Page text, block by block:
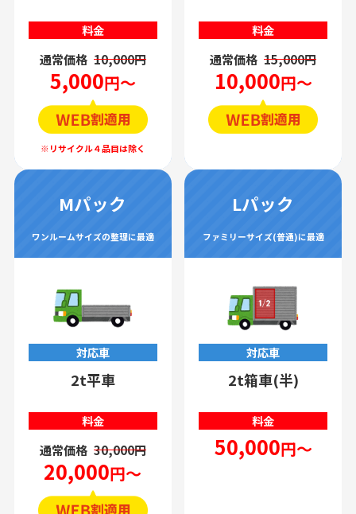
料金
通常価格 10,000円
5,000円～
料金
通常価格 15,000円
10,000円～
Mパック
ワンルームサイズの整理に最適
対応車
2t平車
料金
通常価格 30,000円
20,000円～
Lパック
ファミリーサイズ(普通)に最適
対応車
2t箱車(半)
料金
50,000円～